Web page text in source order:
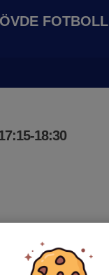
FOTBOLL
18:30